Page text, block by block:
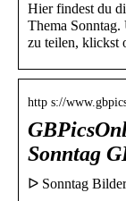
Hier findest du
Thema
zu teilen, klickst
http s://
Sonntag
ᐅ Sonntag